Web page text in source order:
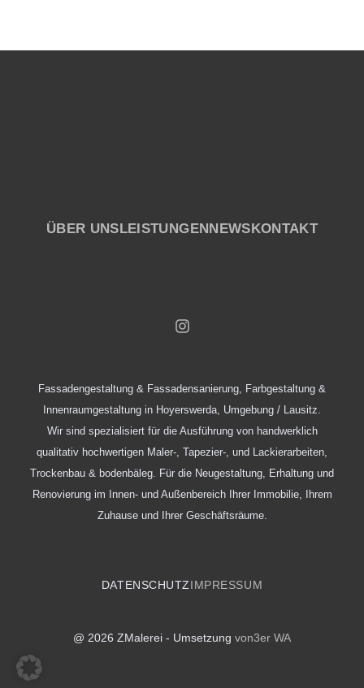
ÜBER UNSLEISTUNGENNEWSKONTAKT
Fassadengestaltung & Fassadensanierung, Farbgestaltung &
Innenraumgestaltung in Hoyerswerda, Umgebung / Lausitz.
Wir sind spezialisiert für die Ausführung von handwerklich
qualitativ hochwertigen Maler-, Tapezier-, und Lackierarbeiten,
Trockenbau & bodenbäleg. Für die Neugestaltung, Erhaltung und
Renovierung im Innen- und Außenbereich Ihrer Immobilie, Ihrem
Zuhause und Ihrer Geschäftsräume.
DATENSCHUTZIMPRESSUM
@ 2026 ZMalerei - Umsetzung von3er WA